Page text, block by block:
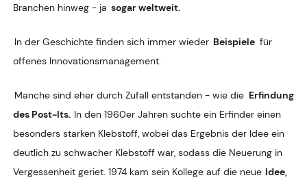
Branchen hinweg - ja sogar weltweit.
In der Geschichte finden sich immer wieder Beispiele für
offenes Innovationsmanagement.
Manche sind eher durch Zufall entstanden - wie die Erfindung
des Post-Its. In den 1960er Jahren suchte ein Erfinder einen
besonders starken Klebstoff, wobei das Ergebnis der Idee ein
deutlich zu schwacher Klebstoff war, sodass die Neuerung in
Vergessenheit geriet. 1974 kam sein Kollege auf die neue Idee,